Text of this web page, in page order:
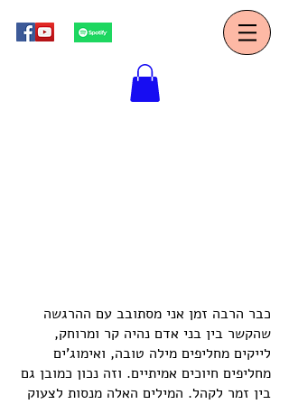
כבר הרבה זמן אני מסתובב עם ההרגשה
שהקשר בין בני אדם נהיה קר ומרוחק,
לייקים מחליפים מילה טובה, ואימוג'ים
מחליפים חיוכים אמיתיים. וזה נכון כמובן גם
בין זמר לקהל. המילים האלה מנסות לצעוק